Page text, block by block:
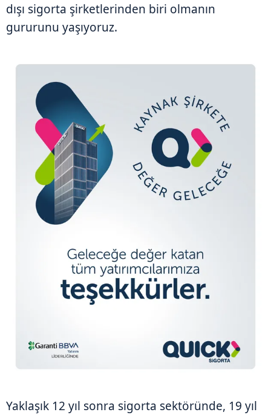
dışı sigorta şirketlerinden biri olmanın
gururunu yaşıyoruz.
Yaklaşık 12 yıl sonra sigorta sektöründe, 19 yıl